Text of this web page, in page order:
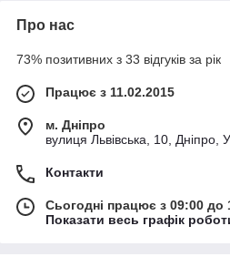
Про нас
73% позитивних з 33 відгуків за рік
Працює з 11.02.2015
м. Дніпро
вулиця Львівська, 10, Дніпро,
Контакти
Сьогодні працює з 09:00 до
Показати весь графік